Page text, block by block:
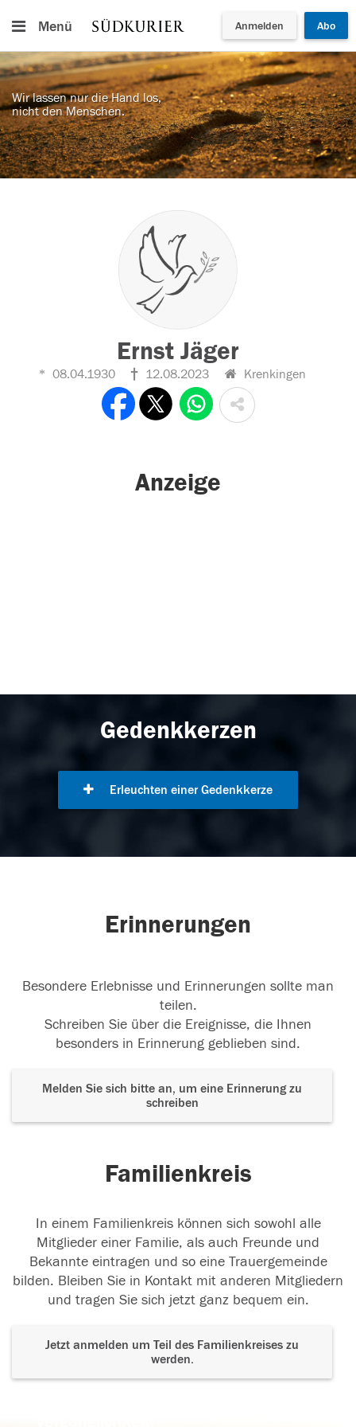
Menü Anmelden Abo
Wir lassen nur die Hand los,
nicht den Menschen.
Ernst Jäger
08.04.1930 12.08.2023 Krenkingen
Anzeige
Gedenkkerzen
Erleuchten einer Gedenkkerze
Erinnerungen
Besondere Erlebnisse und Erinnerungen sollte man
teilen.
Schreiben Sie über die Ereignisse, die Ihnen
besonders in Erinnerung geblieben sind.
Melden Sie sich bitte an, um eine Erinnerung zu
schreiben
Familienkreis
In einem Familienkreis können sich sowohl alle
Mitglieder einer Familie, als auch Freunde und
Bekannte eintragen und so eine Trauergemeinde
bilden. Bleiben Sie in Kontakt mit anderen Mitgliedern
und tragen Sie sich jetzt ganz bequem ein.
Jetzt anmelden um Teil des Familienkreises zu
werden.